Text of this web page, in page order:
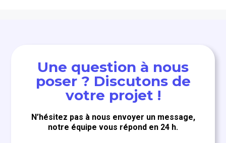
Une question à nous
poser ? Discutons de
votre projet !
N’hésitez pas à nous envoyer un message,
notre équipe vous répond en 24 h.